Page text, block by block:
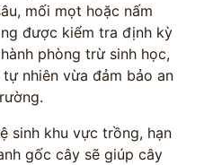
mối mọt hoặc nấm
được kiểm tra định kỳ
phòng trừ sinh học,
nhiên vừa đảm bảo an
sinh khu vực trồng, hạn
gốc cây sẽ giúp cây